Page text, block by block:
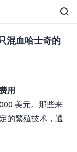
混血哈士奇的
用
美元。那些来
的繁殖技术，通